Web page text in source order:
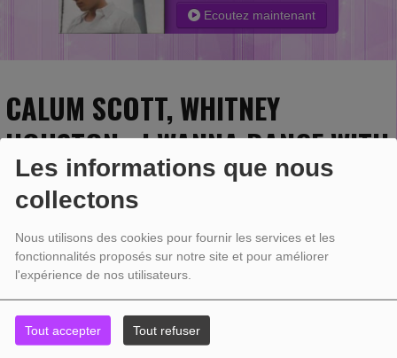
Les informations que nous
collectons
Nous utilisons des cookies pour fournir les services et les
fonctionnalités proposés sur notre site et pour améliorer
l'expérience de nos utilisateurs.
Tout accepter Tout refuser
Ecoutez maintenant
CALUM SCOTT, WHITNEY
HOUSTON - I WANNA DANCE WITH
SOMEBODY (WHO LOVES ME)